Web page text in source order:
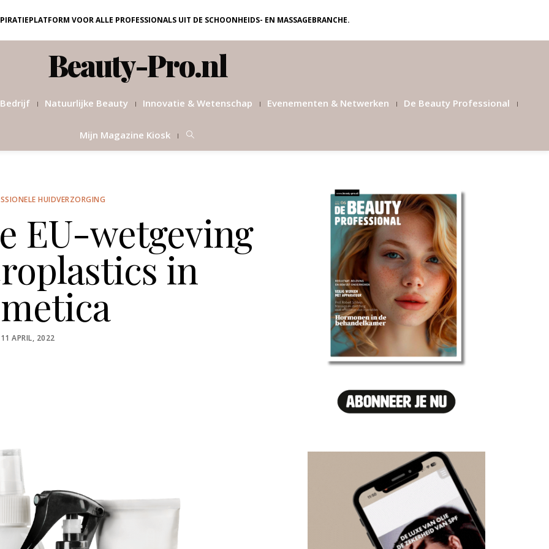
VOOR ALLE PROFESSIONALS UIT DE SCHOONHEIDS- EN MASSAGEBRANCHE.
Beauty-Pro.nl
Natuurlijke Beauty Innovatie & Wetenschap Evenementen & Netwerken De Beauty Professional
Mijn Magazine Kiosk
HUIDVERZORGING
EU-wetgeving
in
POSTED
11 APRIL, 2022